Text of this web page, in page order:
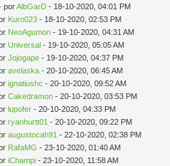
porAlbGarD - 18-10-2020, 04:01 PM
Kuro023 - 18-10-2020, 02:53 PM
NeoAgumon - 19-10-2020, 04:31 AM
Universal - 19-10-2020, 05:05 AM
Jojogape - 19-10-2020, 04:37 PM
avelaska - 20-10-2020, 06:45 AM
ignatiushc - 20-10-2020, 09:52 AM
Cakedramon - 20-10-2020, 03:53 PM
lupofer - 20-10-2020, 04:33 PM
ryanhurtt01 - 20-10-2020, 09:22 PM
augustocah91 - 22-10-2020, 02:38 PM
RafaMG - 23-10-2020, 01:40 AM
iChampi - 23-10-2020, 11:58 AM